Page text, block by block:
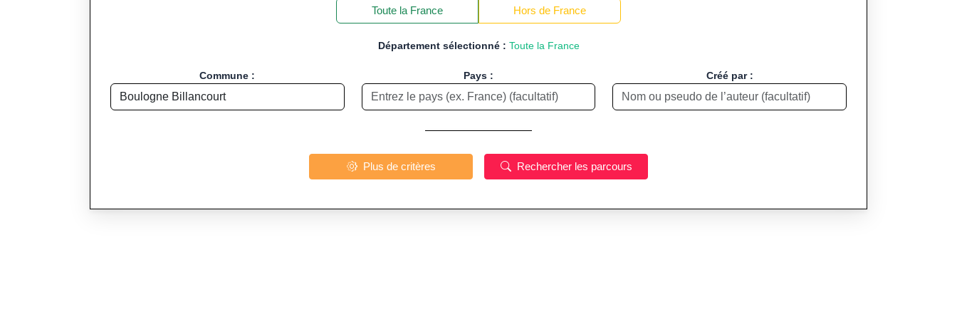
Toute la France Hors de France
Département sélectionné : Toute la France
Commune : Pays : Créé par :
Plus de critères Rechercher les parcours